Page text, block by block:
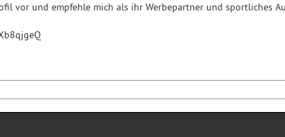
vor und empfehle mich als ihr Werbepartner und sportliches